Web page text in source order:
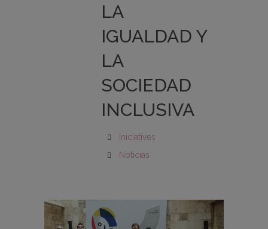
LA
IGUALDAD Y
LA
SOCIEDAD
INCLUSIVA
Iniciatives
Noticias